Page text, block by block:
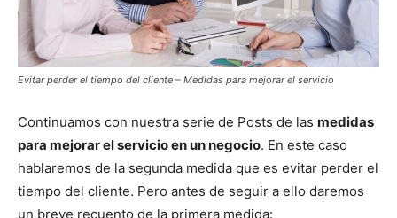
Evitar perder el tiempo del cliente – Medidas para mejorar el servicio
Continuamos con nuestra serie de Posts de las medidas
para mejorar el servicio en un negocio. En este caso
hablaremos de la segunda medida que es evitar perder el
tiempo del cliente. Pero antes de seguir a ello daremos
un breve recuento de la primera medida: